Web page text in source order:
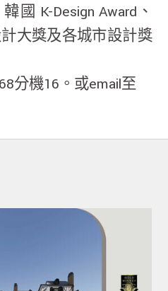
國 K-Design Award、
大獎及各城市設計獎
分機16。或email至